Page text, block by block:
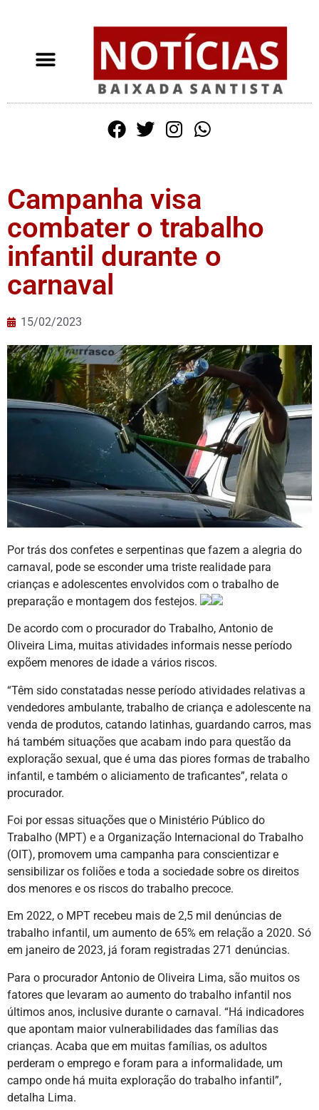
Campanha visa
combater o trabalho
infantil durante o
carnaval
15/02/2023
Por trás dos confetes e serpentinas que fazem a alegria do
carnaval, pode se esconder uma triste realidade para
crianças e adolescentes envolvidos com o trabalho de
preparação e montagem dos festejos.
De acordo com o procurador do Trabalho, Antonio de
Oliveira Lima, muitas atividades informais nesse período
expõem menores de idade a vários riscos.
“Têm sido constatadas nesse período atividades relativas a
vendedores ambulante, trabalho de criança e adolescente na
venda de produtos, catando latinhas, guardando carros, mas
há também situações que acabam indo para questão da
exploração sexual, que é uma das piores formas de trabalho
infantil, e também o aliciamento de traficantes”, relata o
procurador.
Foi por essas situações que o Ministério Público do
Trabalho (MPT) e a Organização Internacional do Trabalho
(OIT), promovem uma campanha para conscientizar e
sensibilizar os foliões e toda a sociedade sobre os direitos
dos menores e os riscos do trabalho precoce.
Em 2022, o MPT recebeu mais de 2,5 mil denúncias de
trabalho infantil, um aumento de 65% em relação a 2020. Só
em janeiro de 2023, já foram registradas 271 denúncias.
Para o procurador Antonio de Oliveira Lima, são muitos os
fatores que levaram ao aumento do trabalho infantil nos
últimos anos, inclusive durante o carnaval. “Há indicadores
que apontam maior vulnerabilidades das famílias das
crianças. Acaba que em muitas famílias, os adultos
perderam o emprego e foram para a informalidade, um
campo onde há muita exploração do trabalho infantil”,
detalha Lima.